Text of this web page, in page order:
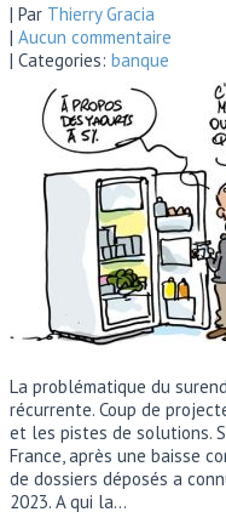
| Par Thierry Gracia
| Aucun commentaire
| Categories: banque
La problématique du
récurrente. Coup de
et les pistes de solutions.
France, après une baisse
de dossiers déposés a
2023. A qui la…